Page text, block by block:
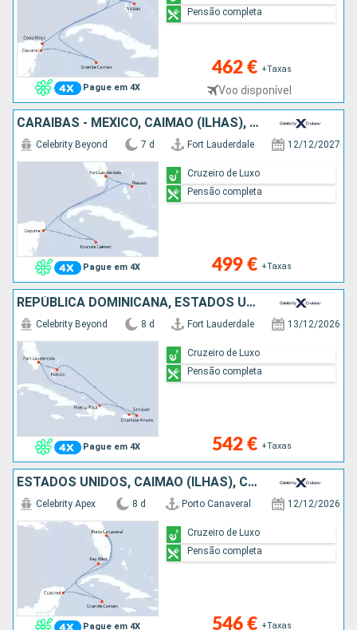
Pague em 4X
462 € +Taxas
Voo disponível
Pensão completa
CARAIBAS - MEXICO, CAIMÃO (ILHAS), BAHAMAS, ESTADOS UNIDOS
Pague em 4X
Celebrity Beyond 7 d Fort Lauderdale 12/12/2027
499 € +Taxas
Cruzeiro de Luxo
Pensão completa
REPÚBLICA DOMINICANA, ESTADOS UNIDOS, PORTO RICO, BAHAMAS
Pague em 4X
Celebrity Beyond 8 d Fort Lauderdale 13/12/2026
542 € +Taxas
Cruzeiro de Luxo
Pensão completa
ESTADOS UNIDOS, CAIMÃO (ILHAS), CARAIBAS - MEXICO
Pague em 4X
Celebrity Apex 8 d Porto Canaveral 12/12/2026
546 € +Taxas
Cruzeiro de Luxo
Pensão completa